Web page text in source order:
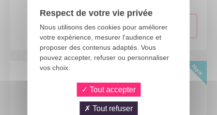
Respect de votre vie privée
Nous utilisons des cookies pour améliorer
votre expérience, mesurer l'audience et
proposer des contenus adaptés. Vous
pouvez accepter, refuser ou personnaliser
vos choix.
Tout accepter
Tout refuser